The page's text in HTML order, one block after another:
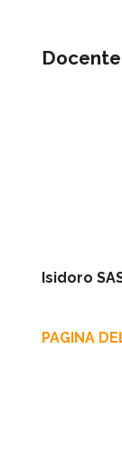
Docente
Isidoro
PAGINA